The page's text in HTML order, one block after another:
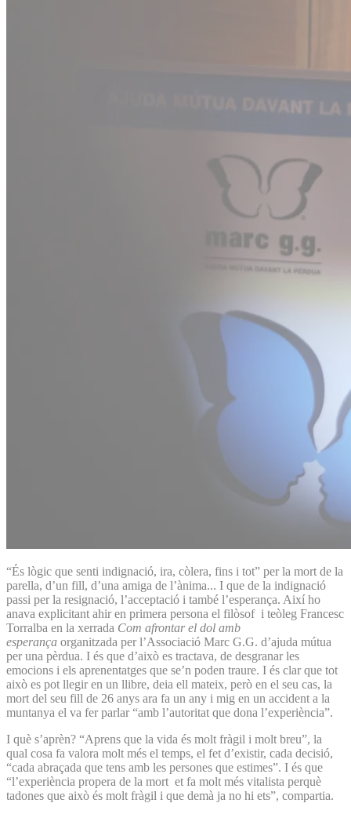
“És lògic que senti indignació, ira, còlera, fins i tot” per la mort de la
parella, d’un fill, d’una amiga de l’ànima... I que de la indignació
passi per la resignació, l’acceptació i també l’esperança. Així ho
anava explicitant ahir en primera persona el filòsof i teòleg Francesc
Torralba en la xerrada Com afrontar el dol amb
esperança organitzada per l’Associació Marc G.G. d’ajuda mútua
per una pèrdua. I és que d’això es tractava, de desgranar les
emocions i els aprenentatges que se’n poden traure. I és clar que tot
això es pot llegir en un llibre, deia ell mateix, però en el seu cas, la
mort del seu fill de 26 anys ara fa un any i mig en un accident a la
muntanya el va fer parlar “amb l’autoritat que dona l’experiència”.
I què s’aprèn? “Aprens que la vida és molt fràgil i molt breu”, la
qual cosa fa valora molt més el temps, el fet d’existir, cada decisió,
“cada abraçada que tens amb les persones que estimes”. I és que
“l’experiència propera de la mort et fa molt més vitalista perquè
tadones que això és molt fràgil i que demà ja no hi ets”, compartia.